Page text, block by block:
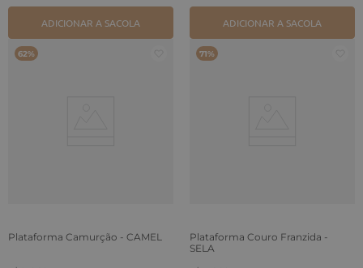
ADICIONAR A SACOLA ADICIONAR A SACOLA
62%
Plataforma Camurção - CAMEL
71%
Plataforma Couro Franzida -
SELA